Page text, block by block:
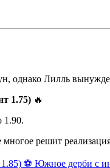
однако Лилль
1.75) 🔥
1.90.
решит
⚽ Южное дерби с